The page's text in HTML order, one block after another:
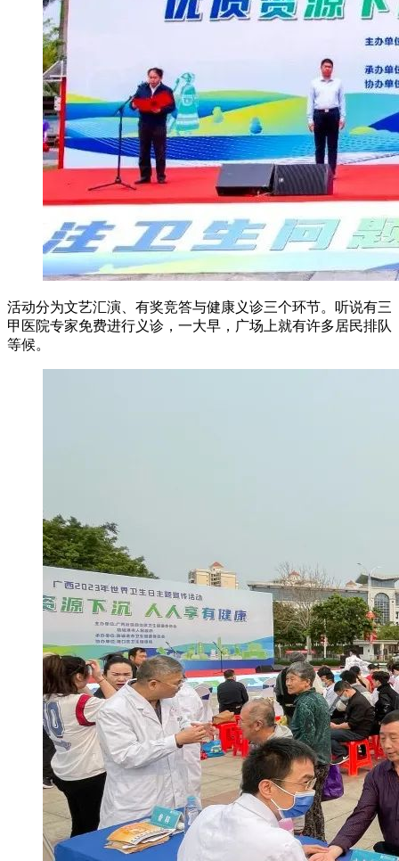
活动分为文艺汇演、有奖竞答与健康义诊三个环节。听说有三
甲医院专家免费进行义诊，一大早，广场上就有许多居民排队
等候。